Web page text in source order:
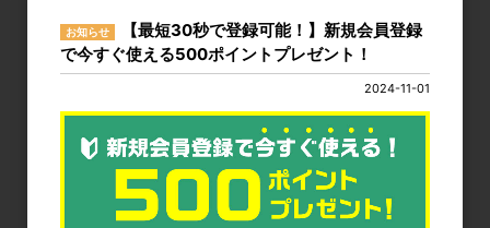
ノーパンク
タイヤ
作業環境改
善
廃棄物減容
機
輸送用緩衝
材
安全設備
建設土木資
材
お知らせ
【最短30秒で登録可能！】新規会員登録
で今すぐ使える500ポイントプレゼント！
2024-11-01